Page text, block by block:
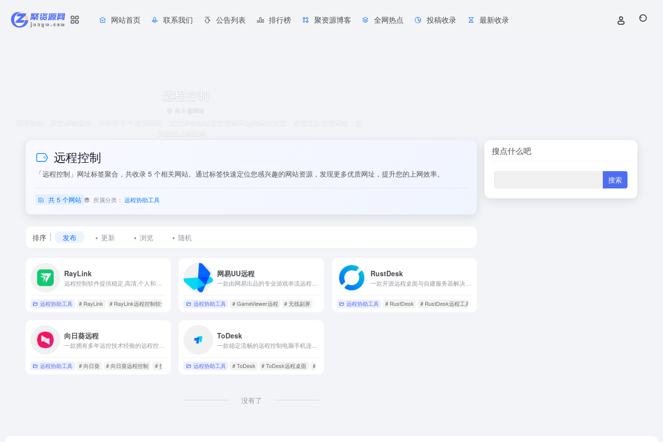
网站首页 联系我们 公告列表 排行榜 聚资源博客 全网热点 投稿收录 最新收录
远程控制
「远程控制」网址标签聚合，共收录 5 个相关网站。通过标签快速定位您感兴趣的网站资源，发现更多优质网址，提
升您的上网效率。
远程控制
「远程控制」网址标签聚合，共收录 5 个相关网站。通过标签快速定位您感兴趣的网站资源，发现更多优质网址，提升您的上网效率。
共 5 个网站 所属分类：远程协助工具
排序 发布 更新 浏览 随机
标
签
为
程
控
RayLink
远程协助工具 # RayLink # RayLink远程控制软件 # 个人和企业远程办公
网易UU远程
远程协助工具 # GameViewer远程 # 无线副屏 # 游戏串流
RustDesk
一款开源远程桌面与自建服务器解决方案
远程协助工具 # RustDesk # RustDesk远程工具
向日葵远程
远程协助工具 # 向日葵 # 向日葵远程控制 # 技术支持
ToDesk
远程协助工具 # ToDesk # ToDesk远程桌面 # 医疗健康
没有了
搜点什么吧